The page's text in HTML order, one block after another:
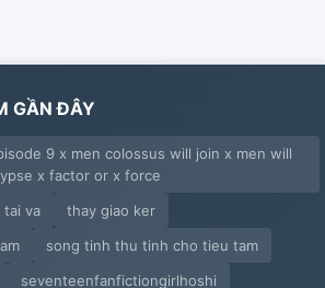
GẦN ĐÂY
9 x men colossus will join x men will
x factor or x force
va
thay giao ker
song tinh thu tinh cho tieu tam
seventeenfanfictiongirlhoshi